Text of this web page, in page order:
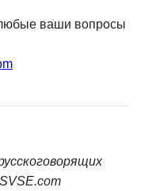
ваши вопросы